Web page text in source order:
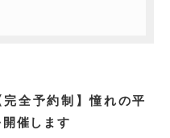
全予約制】憧れの平
催します